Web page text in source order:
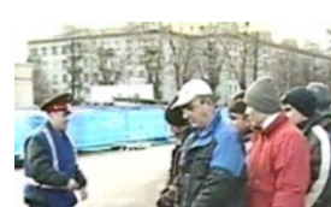
ДАНИСТЕ
ЭЖЕ-СИҢДИЛЕР
АЗАТТЫК+
ЫҢГАЙСЫЗ СУРООЛОР
Русский
ОНЛАЙН ШЕРИНЕ